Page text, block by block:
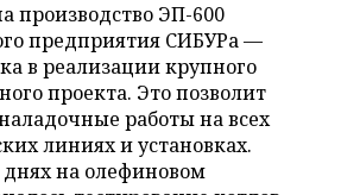
производство ЭП-600
предприятия СИБУРа —
в реализации крупного
проекта. Это позволит
работы на всех
линиях и установках.
днях на олефиновом